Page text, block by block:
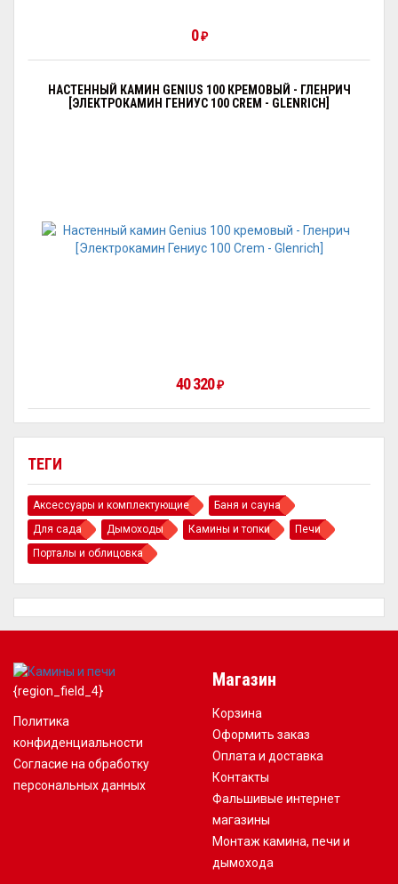
ТЕГИ
Аксессуары и комплектующие
Баня и сауна
Для сада
Дымоходы Камины и топки
Печи
Порталы и облицовка
0 ₽
НАСТЕННЫЙ КАМИН GENIUS 100 КРЕМОВЫЙ - ГЛЕНРИЧ
[ЭЛЕКТРОКАМИН ГЕНИУС 100 CREM - GLENRICH]
40 320 ₽
{region_field_4}
Политика
конфиденциальности
Согласие на обработку
персональных данных
Магазин
Корзина
Оформить заказ
Оплата и доставка
Контакты
Фальшивые интернет
магазины
Монтаж камина, печи и
дымохода